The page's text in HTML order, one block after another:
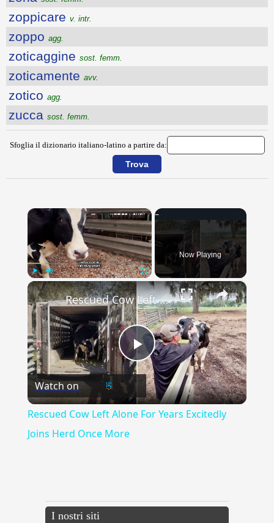
zoppicare v. intr.
zoppo agg.
zoticaggine sost. femm.
zoticamente avv.
zotico agg.
zucca sost. femm.
Sfoglia il dizionario italiano-latino a partire da:
×
Play Unmute Fullscreen
Now Playing
×
Play
Video
Rescued Cow Left Alone For Years Excitedly Joins Herd Once More
Watch on
Rescued Cow Left Alone For Years Excitedly
Joins Herd Once More
I nostri siti